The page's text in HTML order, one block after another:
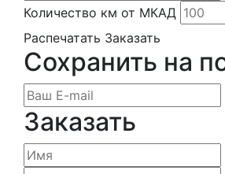
Количество км от МКАД
Распечатать Заказать
Сохранить на
Заказать